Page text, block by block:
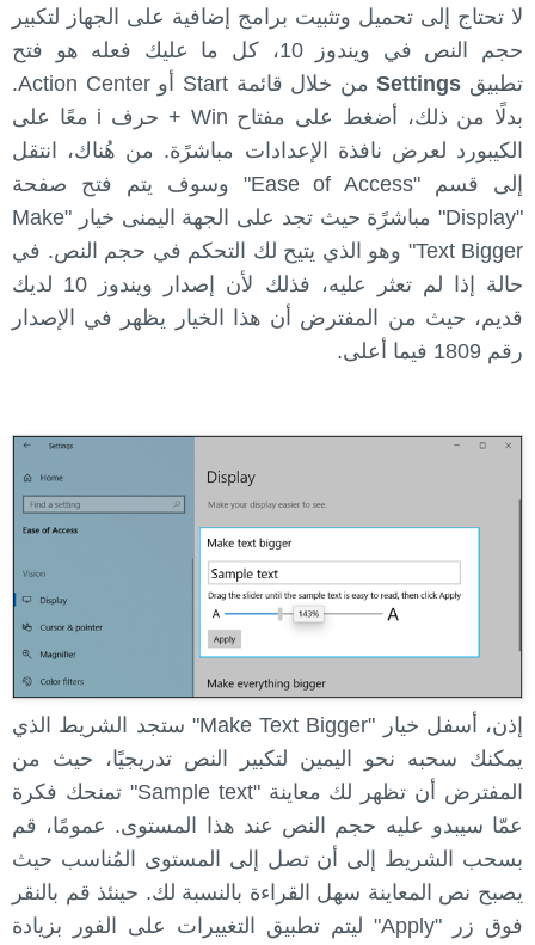
لا تحتاج إلى تحميل وتثبيت برامج إضافية على الجهاز لتكبير
حجم النص في ويندوز 10، كل ما عليك فعله هو فتح
تطبيق Settings
من خلال قائمة Start أو Action Center.
بدلًا من ذلك، أضغط على مفتاح Win + حرف i معًا على
الكيبورد لعرض نافذة الإعدادات مباشرًة. من هُناك، انتقل
إلى قسم "Ease of Access" وسوف يتم فتح صفحة
"Display" مباشرًة حيث تجد على الجهة اليمنى خيار "Make
Text Bigger" وهو الذي يتيح لك التحكم في حجم النص. في
حالة إذا لم تعثر عليه، فذلك لأن إصدار ويندوز 10 لديك
قديم، حيث من المفترض أن هذا الخيار يظهر في الإصدار
رقم 1809 فيما أعلى.
إذن، أسفل خيار "Make Text Bigger" ستجد الشريط الذي
يمكنك سحبه نحو اليمين لتكبير النص تدريجيًا، حيث من
المفترض أن تظهر لك معاينة "Sample text" تمنحك فكرة
عمّا سيبدو عليه حجم النص عند هذا المستوى. عمومًا، قم
بسحب الشريط إلى أن تصل إلى المستوى المُناسب حيث
يصبح نص المعاينة سهل القراءة بالنسبة لك. حينئذ قم بالنقر
فوق زر "Apply" ليتم تطبيق التغييرات على الفور بزيادة